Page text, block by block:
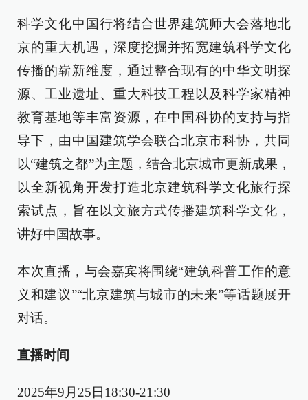
科学文化中国行将结合世界建筑师大会落地北
京的重大机遇，深度挖掘并拓宽建筑科学文化
传播的崭新维度，通过整合现有的中华文明探
源、工业遗址、重大科技工程以及科学家精神
教育基地等丰富资源，在中国科协的支持与指
导下，由中国建筑学会联合北京市科协，共同
以“建筑之都”为主题，结合北京城市更新成果，
以全新视角开发打造北京建筑科学文化旅行探
索试点，旨在以文旅方式传播建筑科学文化，
讲好中国故事。
本次直播，与会嘉宾将围绕“建筑科普工作的意
义和建议”“北京建筑与城市的未来”等话题展开
对话。
直播时间
2025年9月25日18:30-21:30